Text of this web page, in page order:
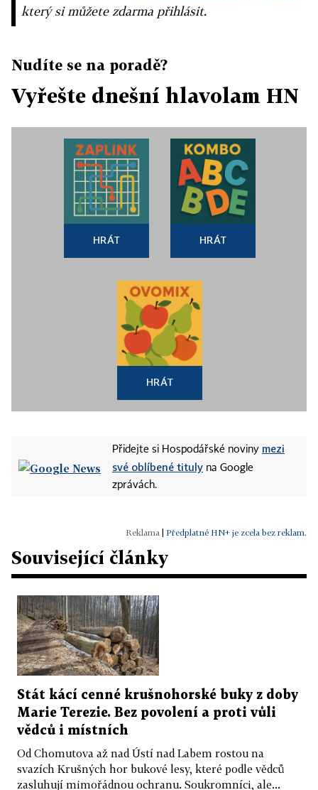
který si můžete zdarma přihlásit.
Nudíte se na poradě?
Vyřešte dnešní hlavolam HN
HRÁT HRÁT
HRÁT
Přidejte si Hospodářské noviny mezi
své oblíbené tituly na Google
zprávách.
Předplatné HN+ je zcela bez reklam.
Související články
Stát kácí cenné krušnohorské buky z doby
Marie Terezie. Bez povolení a proti vůli
vědců i místních
Od Chomutova až nad Ústí nad Labem rostou na
svazích Krušných hor bukové lesy, které podle vědců
zasluhují mimořádnou ochranu. Soukromníci, ale...